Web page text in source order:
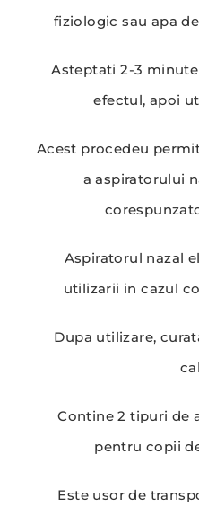
fiziologic sau apa
Asteptati 2-3
efectul, apoi
Acest procedeu
a aspiratorului
Aspiratorul nazal
utilizarii in cazul
Dupa utilizare,
Contine 2 tipuri de
pentru copii
Este usor de